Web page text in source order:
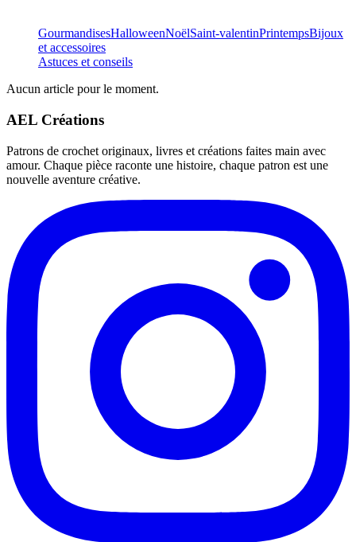
GourmandisesHalloweenNoëlSaint-valentinPrintempsBijoux
et accessoires
Astuces et conseils
Aucun article pour le moment.
AEL Créations
Patrons de crochet originaux, livres et créations faites main avec
amour. Chaque pièce raconte une histoire, chaque patron est une
nouvelle aventure créative.